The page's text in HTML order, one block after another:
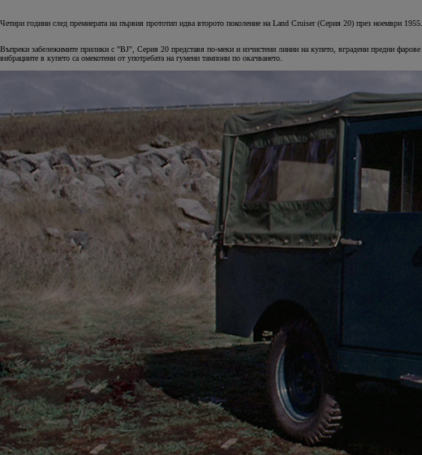
ОЧАКВАЙТЕ СКОРО
29 990
58 655,34
. с ДДС
Corolla Touring Sports
Резервирай онлайн
HYBRID ELECTRIC
Четири години след премиерата на първия прототип идва второто поколение на Land Cruiser (Серия 20) през ноември
Въпреки забележимите прилики с "BJ", Серия 20 представя по-меки и изчистени линии на купето, вградени предни
вибрациите в купето са омекотени от употребата на гумени тампони по окачването.